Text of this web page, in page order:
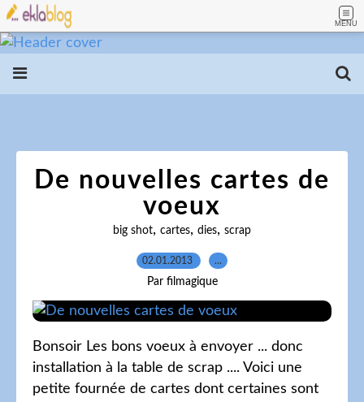
MENU
De nouvelles cartes de
voeux
big shot, cartes, dies, scrap
02.01.2013 …
Par filmagique
Bonsoir Les bons voeux à envoyer ... donc
installation à la table de scrap .... Voici une
petite fournée de cartes dont certaines sont